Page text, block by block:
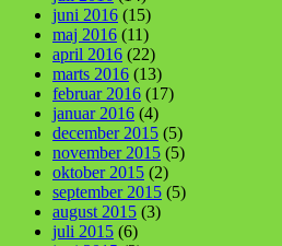
juni 2016 (15)
maj 2016 (11)
april 2016 (22)
marts 2016 (13)
februar 2016 (17)
januar 2016 (4)
december 2015 (5)
november 2015 (5)
oktober 2015 (2)
september 2015 (5)
august 2015 (3)
juli 2015 (6)